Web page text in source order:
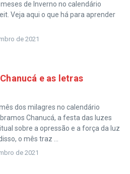
de Inverno no calendário
Veja aqui o que há para aprender
de 2021
e as letras
dos milagres no calendário
Chanucá, a festa das luzes
sobre a opressão e a força da luz
o mês traz ...
de 2021